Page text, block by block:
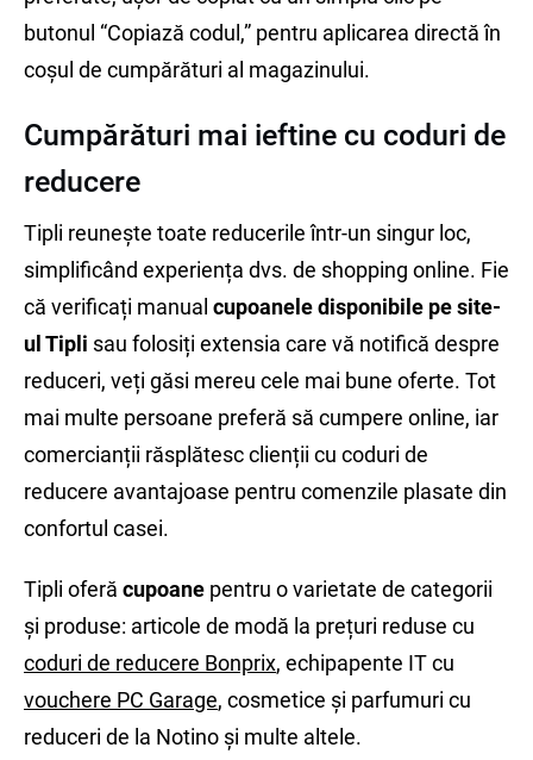
butonul “Copiază codul,” pentru aplicarea directă în
coșul de cumpărături al magazinului.
Cumpărături mai ieftine cu coduri de
reducere
Tipli reunește toate reducerile într-un singur loc,
simplificând experiența dvs. de shopping online. Fie
că verificați manual cupoanele disponibile pe site-
ul Tipli sau folosiți extensia care vă notifică despre
reduceri, veți găsi mereu cele mai bune oferte. Tot
mai multe persoane preferă să cumpere online, iar
comercianții răsplătesc clienții cu coduri de
reducere avantajoase pentru comenzile plasate din
confortul casei.
Tipli oferă cupoane pentru o varietate de categorii
și produse: articole de modă la prețuri reduse cu
coduri de reducere Bonprix, echipapente IT cu
vouchere PC Garage, cosmetice și parfumuri cu
reduceri de la Notino și multe altele.